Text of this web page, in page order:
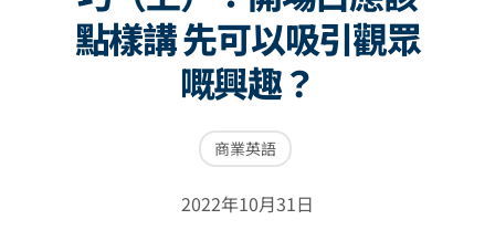
點樣講 先可以吸引觀眾
嘅興趣？
商業英語
2022年10月31日